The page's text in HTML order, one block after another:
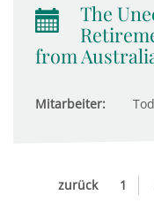
The
from
Mitarbeiter:
zurück 1